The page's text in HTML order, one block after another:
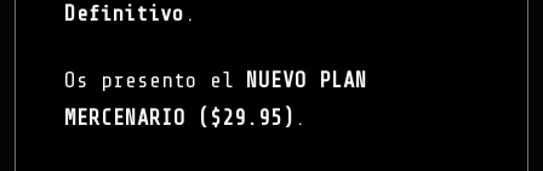
Definitivo .
Os presento el NUEVO PLAN
MERCENARIO ($29.95) .